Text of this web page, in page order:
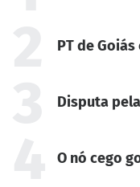
PT de
Disputa
O nó cego